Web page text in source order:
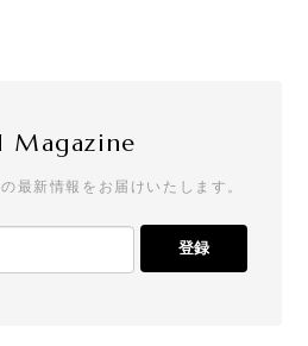
Magazine
最新情報をお届けいたします。
登録